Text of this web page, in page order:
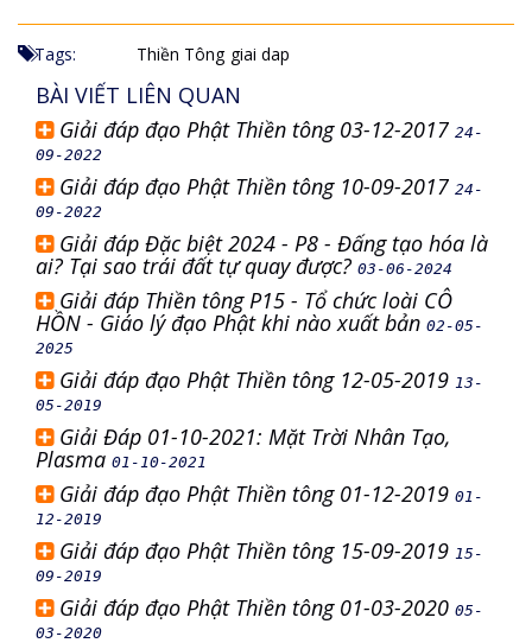
Tags: Thiền Tông giai dap
BÀI VIẾT LIÊN QUAN
Giải đáp đạo Phật Thiền tông 03-12-2017 24-
09-2022
Giải đáp đạo Phật Thiền tông 10-09-2017 24-
09-2022
Giải đáp Đặc biệt 2024 - P8 - Đấng tạo hóa là
ai? Tại sao trái đất tự quay được? 03-06-2024
Giải đáp Thiền tông P15 - Tổ chức loài CÔ
HỒN - Giáo lý đạo Phật khi nào xuất bản 02-05-
2025
Giải đáp đạo Phật Thiền tông 12-05-2019 13-
05-2019
Giải Đáp 01-10-2021: Mặt Trời Nhân Tạo,
Plasma 01-10-2021
Giải đáp đạo Phật Thiền tông 01-12-2019 01-
12-2019
Giải đáp đạo Phật Thiền tông 15-09-2019 15-
09-2019
Giải đáp đạo Phật Thiền tông 01-03-2020 05-
03-2020